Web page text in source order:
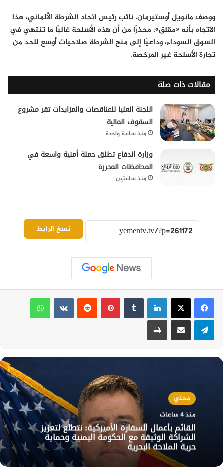
ووصفمانويل أوستيرمان، نائب رئيس اتحاد الشرطة الألماني، هذا
الاتجاه بأنه «مقلق»، محذرًا من أن هذه الأسلحة غالبًا ما تنتهي في
السوق السوداء، وداعيًا إلى منح الشرطة صلاحيات أوسع للحد من
تجارة الأسلحة غير المرخصة.
مقالات ذات صلة
اللجنة العليا للمناقصات والمزايدات تقر مشروع
السقوف المالية
منذ ساعة واحدة
وزارة الدفاع تطلق حملة أمنية واسعة في
المحافظات المحررة
منذ ساعتين
نسخ الرابط
لينكدإن بينتيريست
واتساب
تيلقرام مشاركة عبر البريد طباعة
محلي
منذ 4 ساعات
القائم بأعمال السفارة الأميركية: نتطلع لتعزيز
الشراكة الوثيقة مع الحكومة اليمنية وحماية
حرية الملاحة البحرية